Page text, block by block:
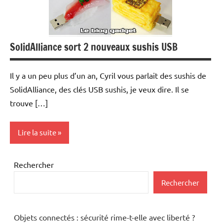
SolidAlliance sort 2 nouveaux sushis USB
Il y a un peu plus d’un an, Cyril vous parlait des sushis de
SolidAlliance, des clés USB sushis, je veux dire. Il se
trouve […]
Lire la suite
Periphériques
Rechercher
Rechercher
Objets connectés : sécurité rime-t-elle avec liberté ?